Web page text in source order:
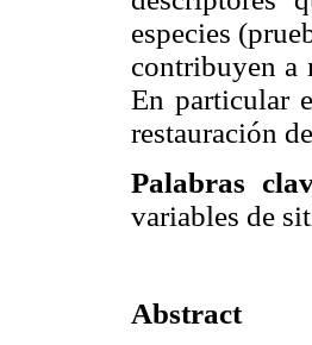
especies
contribuyen a
En particular
restauración
Palabras
variables de
Abstract